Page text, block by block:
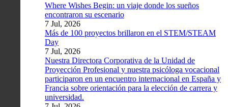
Where Wishes Begin: un viaje donde los sueños
encontraron su escenario
7 Jul, 2026
Más de 100 proyectos brillaron en el STEM/STEAM
Day
7 Jul, 2026
Nuestra Directora Corporativa de la Unidad de
Proyección Profesional y nuestra psicóloga vocacional
participaron en un encuentro internacional en España y
Francia sobre orientación para la elección de carrera y
universidad.